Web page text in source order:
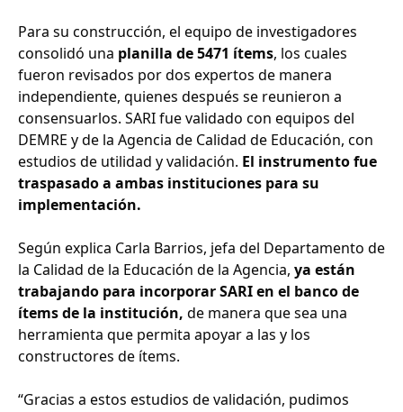
Para su construcción, el equipo de investigadores
consolidó una planilla de 5471 ítems, los cuales
fueron revisados por dos expertos de manera
independiente, quienes después se reunieron a
consensuarlos. SARI fue validado con equipos del
DEMRE y de la Agencia de Calidad de Educación, con
estudios de utilidad y validación. El instrumento fue
traspasado a ambas instituciones para su
implementación.
Según explica Carla Barrios, jefa del Departamento de
la Calidad de la Educación de la Agencia, ya están
trabajando para incorporar SARI en el banco de
ítems de la institución, de manera que sea una
herramienta que permita apoyar a las y los
constructores de ítems.
“Gracias a estos estudios de validación, pudimos